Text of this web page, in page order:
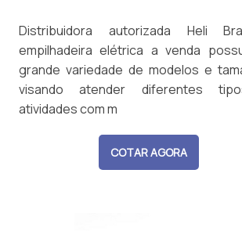
Distribuidora autorizada Heli
empilhadeira elétrica a venda
grande variedade de modelos e
visando atender diferentes
atividades com m
COTAR AGORA